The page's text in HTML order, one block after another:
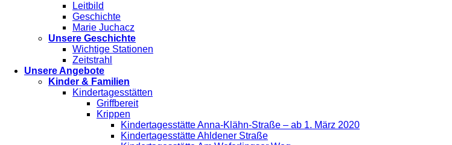
Leitbild
Geschichte
Marie Juchacz
Unsere Geschichte
Wichtige Stationen
Zeitstrahl
Unsere Angebote
Kinder & Familien
Kindertagesstätten
Griffbereit
Krippen
Kindertagesstätte Anna-Klähn-Straße – ab 1. März 2020
Kindertagesstätte Ahldener Straße